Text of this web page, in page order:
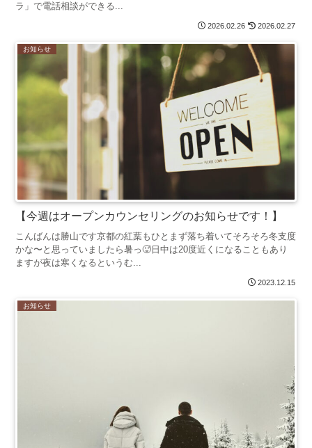
ラ」で電話相談ができる...
2026.02.26 2026.02.27
お知らせ
【今週はオープンカウンセリングのお知らせです！】
こんばんは勝山です京都の紅葉もひとまず落ち着いてそろそろ冬支度
かな〜と思っていましたら暑っ🥵日中は20度近くになることもあり
ますが夜は寒くなるというむ...
2023.12.15
お知らせ